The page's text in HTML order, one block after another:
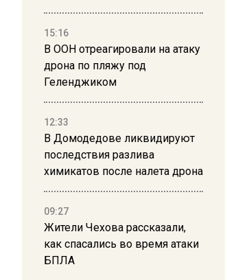
15:16
В ООН отреагировали на атаку
дрона по пляжу под
Геленджиком
12:33
В Домодедове ликвидируют
последствия разлива
химикатов после налета дрона
09:27
Жители Чехова рассказали,
как спасались во время атаки
БПЛА